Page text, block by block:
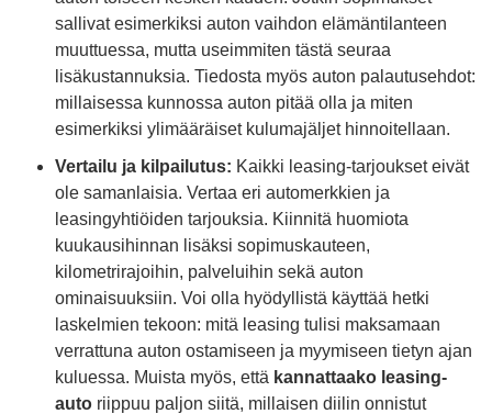
sallivat esimerkiksi auton vaihdon elämäntilanteen
muuttuessa, mutta useimmiten tästä seuraa
lisäkustannuksia. Tiedosta myös auton palautusehdot:
millaisessa kunnossa auton pitää olla ja miten
esimerkiksi ylimääräiset kulumajäljet hinnoitellaan.
Vertailu ja kilpailutus: Kaikki leasing-tarjoukset eivät
ole samanlaisia. Vertaa eri automerkkien ja
leasingyhtiöiden tarjouksia. Kiinnitä huomiota
kuukausihinnan lisäksi sopimuskauteen,
kilometrirajoihin, palveluihin sekä auton
ominaisuuksiin. Voi olla hyödyllistä käyttää hetki
laskelmien tekoon: mitä leasing tulisi maksamaan
verrattuna auton ostamiseen ja myymiseen tietyn ajan
kuluessa. Muista myös, että kannattaako leasing-
auto riippuu paljon siitä, millaisen diilin onnistut